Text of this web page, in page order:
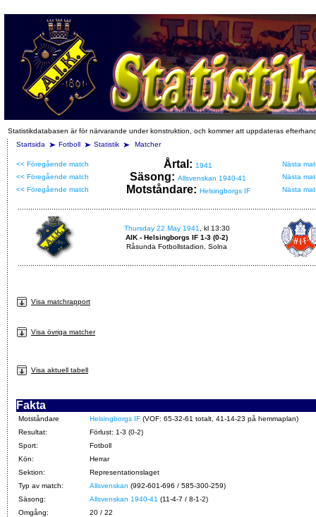
Statistikdatabasen är för närvarande under konstruktion, och kommer att uppdateras
Startsida
Fotboll Statistik Matcher
<< Föregående match Årtal: 1941
Nästa
<< Föregående match
Säsong: Allsvenskan 1940-41
Nästa
<< Föregående match
Motståndare: Helsingborgs IF Nästa
Thursday 22 May 1941
, kl 13:30
AIK - Helsingborgs IF 1-3 (0-2)
Råsunda Fotbollstadion, Solna
Visa matchrapport
Visa övriga matcher
Visa aktuell tabell
Fakta
Motståndare Helsingborgs IF (VOF: 65-32-61 totalt, 41-14-23 på hemmaplan)
Resultat:
Förlust: 1-3 (0-2)
Sport:
Fotboll
Kön:
Herrar
Sektion:
Representationslaget
Typ av match:
Allsvenskan (992-601-696 / 585-300-259)
Säsong:
Allsvenskan 1940-41 (11-4-7 / 8-1-2)
Omgång:
20 / 22